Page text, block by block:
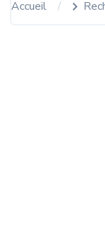
Accueil